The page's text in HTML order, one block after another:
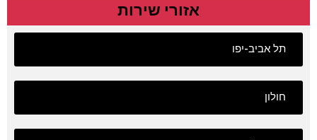
אזורי שירות
תל אביב-יפו
חולון